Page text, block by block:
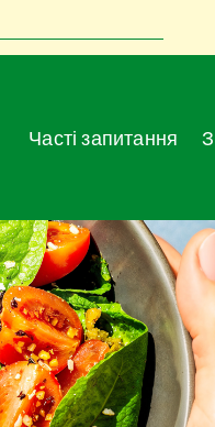
Часті запитання